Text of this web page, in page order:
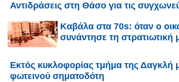
Αντιδράσεις στη Θάσο για τις
Καβάλα στα 70s: όταν ο
συνάντησε τη στρατιωτική
Εκτός κυκλοφορίας τμήμα της
φωτεινού σηματοδότη